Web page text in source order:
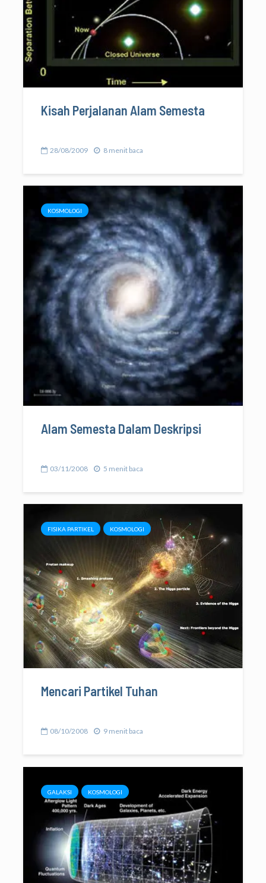
Kisah Perjalanan Alam Semesta
28/08/2009 8 menit baca
KOSMOLOGI
Alam Semesta Dalam Deskripsi
03/11/2008 5 menit baca
FISIKA PARTIKEL KOSMOLOGI
Mencari Partikel Tuhan
08/10/2008 9 menit baca
GALAKSI KOSMOLOGI